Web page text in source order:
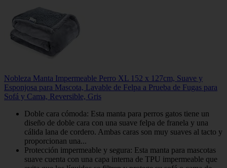
Nobleza Manta Impermeable Perro XL 152 x 127cm, Suave y
Esponjosa para Mascota, Lavable de Felpa a Prueba de Fugas para
Sofá y Cama, Reversible, Gris
Doble cara cómoda: Esta manta para perros gatos tiene un
diseño de doble cara con una suave felpa de franela y una
cálida lana de cordero. Ambas caras son muy suaves al tacto y
proporcionan una...
Protección impermeable y segura: Esta manta para mascotas
suave cuenta con una capa interna de TPU impermeable que